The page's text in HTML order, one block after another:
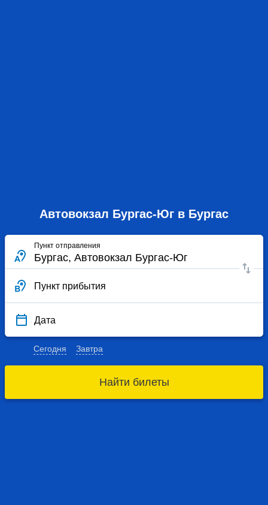
Автовокзал Бургас-Юг в Бургас
Пункт отправления
Пункт прибытия
Дата
Сегодня Завтра
Найти билеты